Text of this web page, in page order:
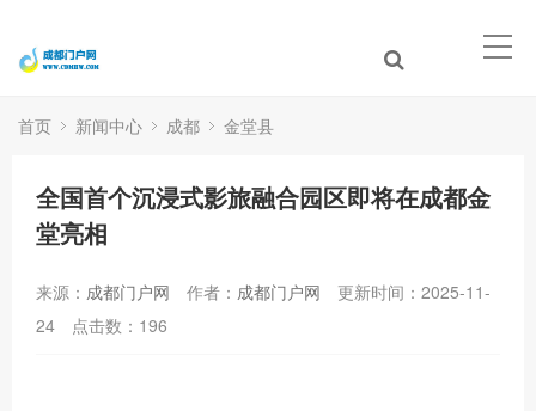
首页 新闻中心 成都 金堂县
全国首个沉浸式影旅融合园区即将在成都金
堂亮相
来源： 成都门户网 作者： 成都门户网
更新时间：2025-11-
24
点击数： 196